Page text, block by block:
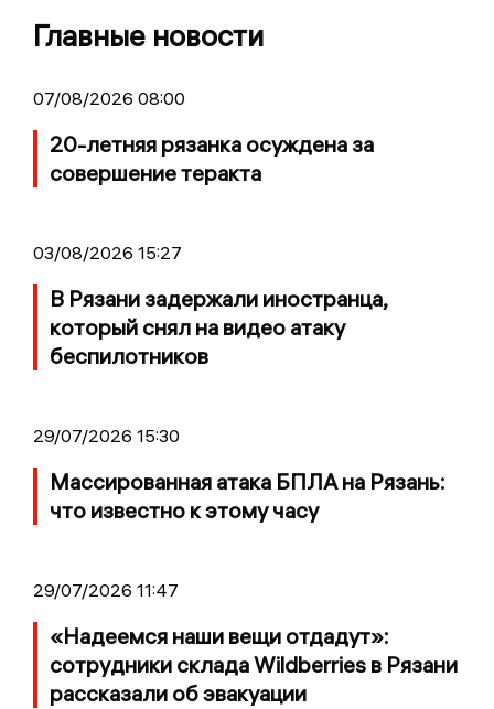
Главные новости
07/08/2026 08:00
20-летняя рязанка осуждена за
совершение теракта
03/08/2026 15:27
В Рязани задержали иностранца,
который снял на видео атаку
беспилотников
29/07/2026 15:30
Массированная атака БПЛА на Рязань:
что известно к этому часу
29/07/2026 11:47
«Надеемся наши вещи отдадут»:
сотрудники склада Wildberries в Рязани
рассказали об эвакуации